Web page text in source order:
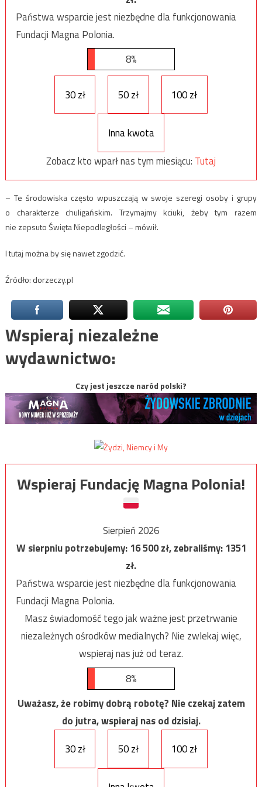
Państwa wsparcie jest niezbędne dla funkcjonowania
Fundacji Magna Polonia.
8%
30 zł 50 zł 100 zł
Inna kwota
Zobacz kto wparł nas tym miesiącu: Tutaj
– Te środowiska często wpuszczają w swoje szeregi osoby i grupy
o charakterze chuligańskim. Trzymajmy kciuki, żeby tym razem
nie zepsuto Święta Niepodległości – mówił.
I tutaj można by się nawet zgodzić.
Źródło: dorzeczy.pl
Wspieraj niezależne
wydawnictwo:
Czy jest jeszcze naród polski?
Wspieraj Fundację Magna Polonia!
Sierpień 2026
W sierpniu potrzebujemy:16 500zł, zebraliśmy:1351
zł.
Państwa wsparcie jest niezbędne dla funkcjonowania
Fundacji Magna Polonia.
Masz świadomość tego jak ważne jest przetrwanie
niezależnych ośrodków medialnych? Nie zwlekaj więc,
wspieraj nas już od teraz.
8%
Uważasz, że robimy dobrą robotę? Nie czekaj zatem
do jutra, wspieraj nas od dzisiaj.
30 zł
50 zł 100 zł